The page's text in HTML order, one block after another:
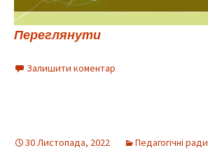
Переглянути
Залишити коментар
30 Листопада, 2022 Педагогічні ради